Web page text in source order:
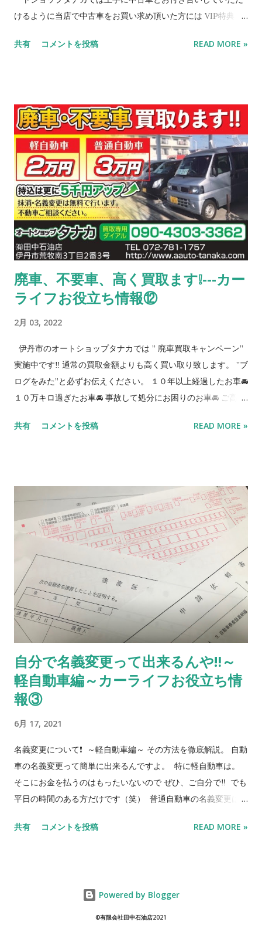
けるように当店で中古車をお買い求め頂いた方には VIP特典 と
ンスタンド、認証工場の強みを生かした当店の安心、お得なサ
内であれば 故障した箇所の部品代のみでの修理をお受けしてお
ります（認証工場としてやれる範囲の修理となります）（詳し
くはスタッフまでご確認下さい。） 【安心 ②】 当店でお車を
ご購入されたお客様には、次回の車検まで半年ごとにオイル交
換無料‼ 【安心 ③】 当店で車検を受けて頂いた場合、次回車検
までオイル交換無料‼（半年毎） 【安心④】 当店でお車をご購
入されたお客様には、 消耗品（例えばバッテリー、ワイパープ
レート、エアコンフィールター等）を原価で交換いたします。
（車両購入時のみ） 【安心 ⑤】 当店でお車をご購入されたお
客様には、当社自慢の整備、パーツ取付け（持込み可）を どん
どんお申し付け下さい。 ETC、ナビ、バックモニター、ドラレ
コ等 🔴ご紹介プレゼント🔴 ご家族、友人、知人でお車のご購入
が当店のお車をご購入された場合はびっくりプレゼントがあり
ます‼ （当店でお車をご購入したお客様によるご紹介の限定特
典） 🔴中古車販売に対する取り組み🔴 【全国での最安値ライン
に挑戦】 当社は軽自動車、ミニバン、軽箱バン、軽SUVを得意
としており10年ほど経過した車両をお支払総額15万〜25万円,と
います。 10年経ったお車をしっかり整備、しっかりお掃除して
る事なくそのままの状態で販売しております。 キズに関しては
気になる箇所...
共有 コメントを投稿 READ MORE »
廃車、不要車、高く買取ます❕---カー
ライフお役立ち情報⑫
2月 03, 2022
伊丹市のオートショップタナカでは ” 廃車買取キャンペーン”
実施中です‼️ 通常の買取金額よりも高く買い取り致します。 ”ブ
ログをみた”と必ずお伝えください。 １０年以上経過したお車🚘
１０万キロ過ぎたお車🚘 事故して処分にお困りのお車🚘 ご高齢
お考えのお車🚘 次の税金払いたくないなー、などコスト削減の
車 30,000円 軽自動車 20,000円 *相場により予
告なく買取価格が変動する場合があります。 *当店にお持ち込
み頂くとなんと買取価格 5000円アップ⇑ ＊車検切れ、事故車
等近隣お引取りをご希望の方はご相談ください。 廃車専用ダイ
アル：090-4303-3362 ⭕️抹消の書類の手続
きも無料でやります。 R5/2/17更新
ご質問、お問合せはこちらから 当社販売車両はカーセンサー、
グーネットで 『オートショップタナカ』 で検索して下さい❗️ 廃
車無料引取りキャンペーン❗️ 車検切れ、事故車、不動車 等
お任せ下さい。 お問合せ先 072-781-1757
090-4303-3362 ブログの廃車とお伝え下さい。 それではまた
っ👋
共有 コメントを投稿 READ MORE »
自分で名義変更って出来るんや‼️～
軽自動車編～カーライフお役立ち情
報③
6月 17, 2021
名義変更について❗️ ～軽自動車編～ その方法を徹底解説。 自動
車の名義変更って簡単に出来るんですよ。 特に軽自動車は。
そこにお金を払うのはもったいないので ぜひ、ご自分で‼️ でも
平日の時間のある方だけです（笑） 普通自動車の名義変更は
古車をお渡しできるように、ご自分で名義変更をして頂くこと
（笑） あとは出すだけ‼️ 今回は 軽自動車の名義変更について
中古車の場合、軽自動車の売買や譲渡を行った場合に「名義変
共有 コメントを投稿 READ MORE »
Powered by Blogger
©有限会社田中石油店2021